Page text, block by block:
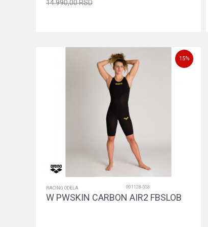
14.990,00RSD
15%
RACING ODELA 001128-553
W PWSKIN CARBON AIR2 FBSLOB